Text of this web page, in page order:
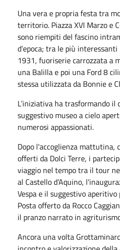
Una vera e propria festa tra
territorio. Piazza XVI Marzo e
sono riempiti del fascino
d’epoca; tra le più
1931, fuoriserie carrozzata a
una Balilla e poi una Ford 8
stessa utilizzata da Bonnie e
L’iniziativa ha trasformando
suggestivo museo a cielo
numerosi appassionati.
Dopo l'accoglienza mattutina,
offerti da Dolci Terre, i
viaggio nel tempo tra il tour
al Castello d’Aquino,
Vespa e il suggestivo aperitivo
Posta offerto da Rocco
il pranzo narrato in
Ancora una volta